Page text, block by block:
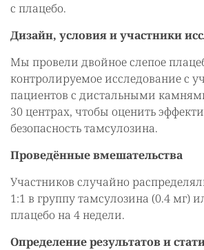
с плацебо.
Дизайн, условия и участники
Мы провели двойное слепое
контролируемое исследование с
пациентов с дистальными
30 центрах, чтобы оценить
безопасность тамсулозина.
Проведённые вмешательства
Участников случайно
1:1 в группу тамсулозина (0.4 мг)
плацебо на 4 недели.
Определение результатов и